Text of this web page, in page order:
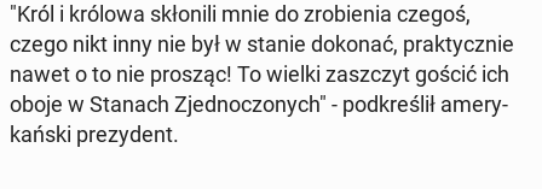
"Król i królowa skło­ni­li mnie do zro­bie­nia czegoś,
czego nikt inny nie był w stanie dokonać, prak­tycz­nie
nawet o to nie prosząc! To wielki za­szczyt gościć ich
oboje w Stanach Zjed­no­czo­nych" - pod­kre­ślił ame­ry­
kań­ski pre­zy­dent.